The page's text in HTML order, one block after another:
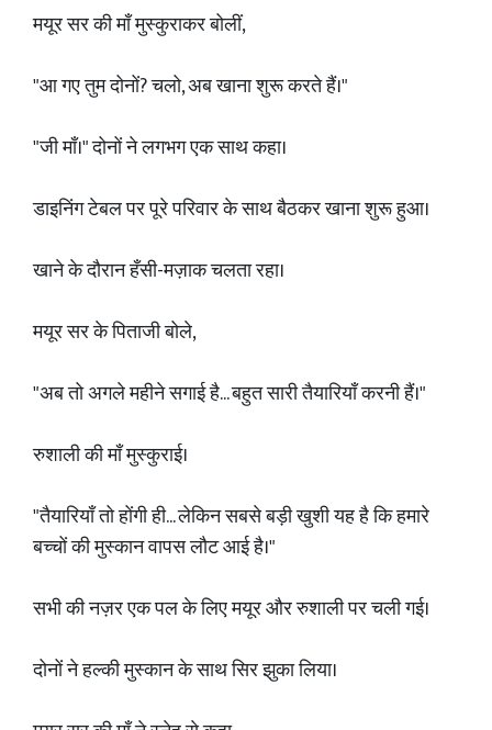
मयूर सर की माँ मुस्कुराकर बोलीं,
"आ गए तुम दोनों? चलो, अब खाना शुरू करते हैं।"
"जी माँ।" दोनों ने लगभग एक साथ कहा।
डाइनिंग टेबल पर पूरे परिवार के साथ बैठकर खाना शुरू हुआ।
खाने के दौरान हँसी-मज़ाक चलता रहा।
मयूर सर के पिताजी बोले,
"अब तो अगले महीने सगाई है... बहुत सारी तैयारियाँ करनी हैं।"
रुशाली की माँ मुस्कुराई।
"तैयारियाँ तो होंगी ही... लेकिन सबसे बड़ी खुशी यह है कि हमारे
बच्चों की मुस्कान वापस लौट आई है।"
सभी की नज़र एक पल के लिए मयूर और रुशाली पर चली गई।
दोनों ने हल्की मुस्कान के साथ सिर झुका लिया।